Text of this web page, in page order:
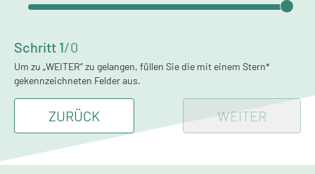
Schritt 1/0
Um zu „WEITER“ zu gelangen, füllen Sie die mit einem Stern*
gekennzeichneten Felder aus.
ZURÜCK WEITER